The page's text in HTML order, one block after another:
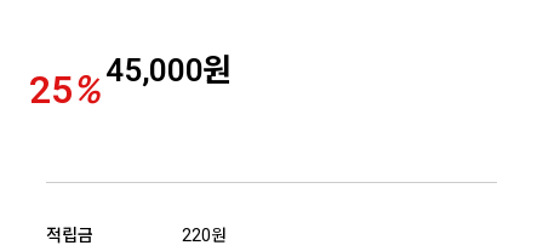
25%45,000원
적립금 220원